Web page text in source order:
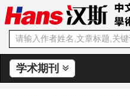
学术期刊